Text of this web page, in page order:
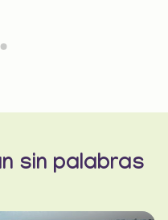
sin palabras